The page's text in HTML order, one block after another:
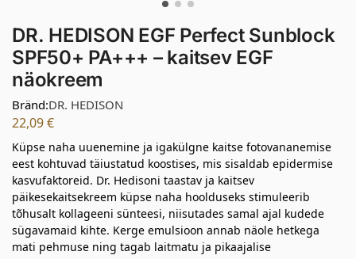
DR. HEDISON EGF Perfect Sunblock
SPF50+ PA+++ – kaitsev EGF
näokreem
Bränd:DR. HEDISON
22,09€
Küpse naha uuenemine ja igakülgne kaitse fotovananemise
eest kohtuvad täiustatud koostises, mis sisaldab epidermise
kasvufaktoreid. Dr. Hedisoni taastav ja kaitsev
päikesekaitsekreem küpse naha hoolduseks stimuleerib
tõhusalt kollageeni sünteesi, niisutades samal ajal kudede
sügavamaid kihte. Kerge emulsioon annab näole hetkega
mati pehmuse ning tagab laitmatu ja pikaajalise